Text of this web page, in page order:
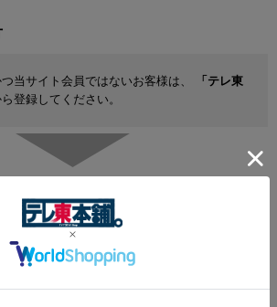
当サイト会員ではないお客様は、
「テレ東
登録してください。
から、登録することができます。